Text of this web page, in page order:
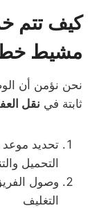
كيف تتم
مشيط
نحن نؤمن أن
ثابتة في نقل
تحديد
التحميل
وصول
التغليف